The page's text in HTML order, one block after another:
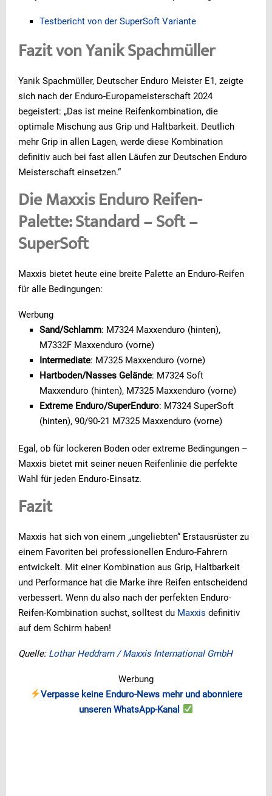
Testbericht von der SuperSoft Variante
Fazit von Yanik Spachmüller
Yanik Spachmüller, Deutscher Enduro Meister E1, zeigte
sich nach der Enduro-Europameisterschaft 2024
begeistert: „Das ist meine Reifenkombination, die
optimale Mischung aus Grip und Haltbarkeit. Deutlich
mehr Grip in allen Lagen, werde diese Kombination
definitiv auch bei fast allen Läufen zur Deutschen Enduro
Meisterschaft einsetzen.“
Die Maxxis Enduro Reifen-
Palette: Standard – Soft –
SuperSoft
Maxxis bietet heute eine breite Palette an Enduro-Reifen
für alle Bedingungen:
Werbung
Sand/Schlamm: M7324 Maxxenduro (hinten),
M7332F Maxxenduro (vorne)
Intermediate: M7325 Maxxenduro (vorne)
Hartboden/Nasses Gelände: M7324 Soft
Maxxenduro (hinten), M7325 Maxxenduro (vorne)
Extreme Enduro/SuperEnduro: M7324 SuperSoft
(hinten), 90/90-21 M7325 Maxxenduro (vorne)
Egal, ob für lockeren Boden oder extreme Bedingungen –
Maxxis bietet mit seiner neuen Reifenlinie die perfekte
Wahl für jeden Enduro-Einsatz.
Fazit
Maxxis hat sich von einem „ungeliebten“ Erstausrüster zu
einem Favoriten bei professionellen Enduro-Fahrern
entwickelt. Mit einer Kombination aus Grip, Haltbarkeit
und Performance hat die Marke ihre Reifen entscheidend
verbessert. Wenn du also nach der perfekten Enduro-
Reifen-Kombination suchst, solltest du Maxxis definitiv
auf dem Schirm haben!
Quelle: Lothar Heddram / Maxxis International GmbH
Werbung
Verpasse keine Enduro-News mehr und abonniere
unseren WhatsApp-Kanal